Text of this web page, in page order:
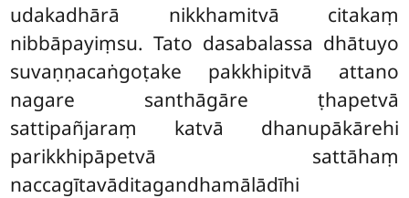
udakadhārā nikkhamitvā citakaṃ
nibbāpayiṃsu. Tato dasabalassa dhātuyo
suvaṇṇacaṅgoṭake pakkhipitvā attano
nagare santhāgāre ṭhapetvā
sattipañjaraṃ katvā dhanupākārehi
parikkhipāpetvā sattāhaṃ
naccagītavāditagandhamālādīhi